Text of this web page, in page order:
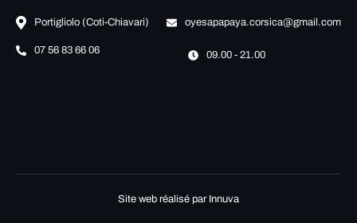
Portigliolo (Coti-Chiavari) oyesapapaya.corsica@gmail.com
07 56 83 66 06 09.00 - 21.00
Site web réalisé par Innuva